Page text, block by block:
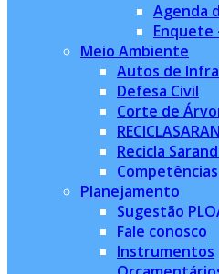
Agenda
Enquete
Meio Ambiente
Autos de
Defesa Civil
Corte de
Recicla
Competências
Planejamento
Sugestão
Fale conosco
Instrumentos